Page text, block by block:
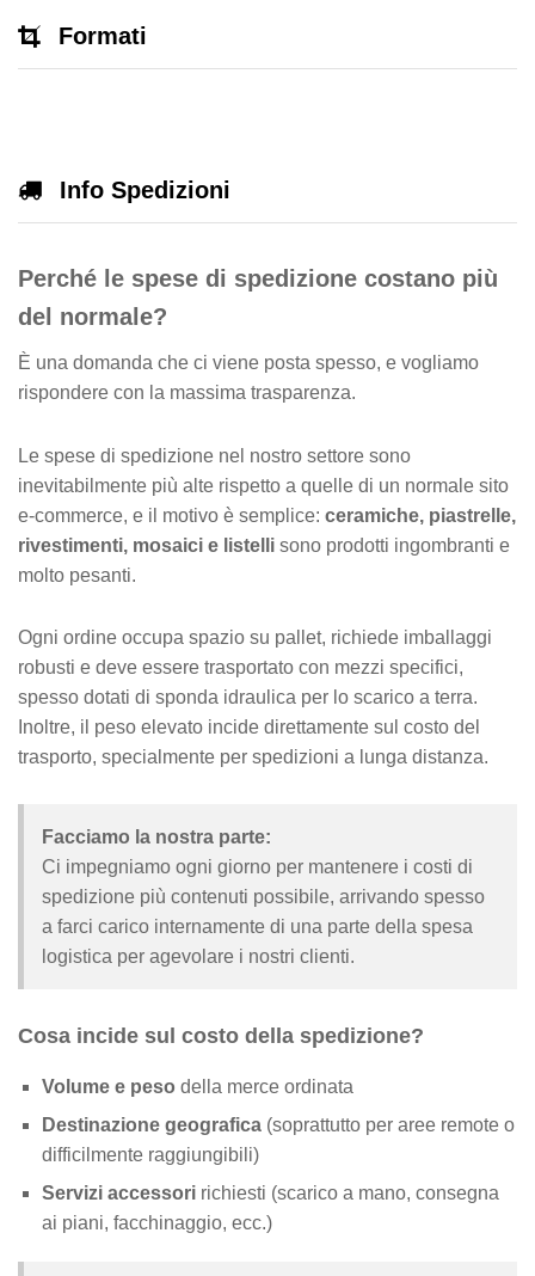
Formati
Info Spedizioni
Perché le spese di spedizione costano più
del normale?
È una domanda che ci viene posta spesso, e vogliamo
rispondere con la massima trasparenza.
Le spese di spedizione nel nostro settore sono
inevitabilmente più alte rispetto a quelle di un normale sito
e-commerce, e il motivo è semplice: ceramiche, piastrelle,
rivestimenti, mosaici e listelli sono prodotti ingombranti e
molto pesanti.
Ogni ordine occupa spazio su pallet, richiede imballaggi
robusti e deve essere trasportato con mezzi specifici,
spesso dotati di sponda idraulica per lo scarico a terra.
Inoltre, il peso elevato incide direttamente sul costo del
trasporto, specialmente per spedizioni a lunga distanza.
Facciamo la nostra parte:
Ci impegniamo ogni giorno per mantenere i costi di
spedizione più contenuti possibile, arrivando spesso
a farci carico internamente di una parte della spesa
logistica per agevolare i nostri clienti.
Cosa incide sul costo della spedizione?
Volume e peso della merce ordinata
Destinazione geografica (soprattutto per aree remote o
difficilmente raggiungibili)
Servizi accessori richiesti (scarico a mano, consegna
ai piani, facchinaggio, ecc.)